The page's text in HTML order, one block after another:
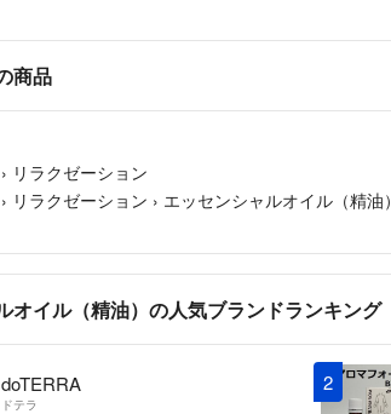
商品
› リラクゼーション
› リラクゼーション › エッセンシャルオイル（精油）
オイル（精油）の人気ブランドランキング
doTERRA
ドテラ
2